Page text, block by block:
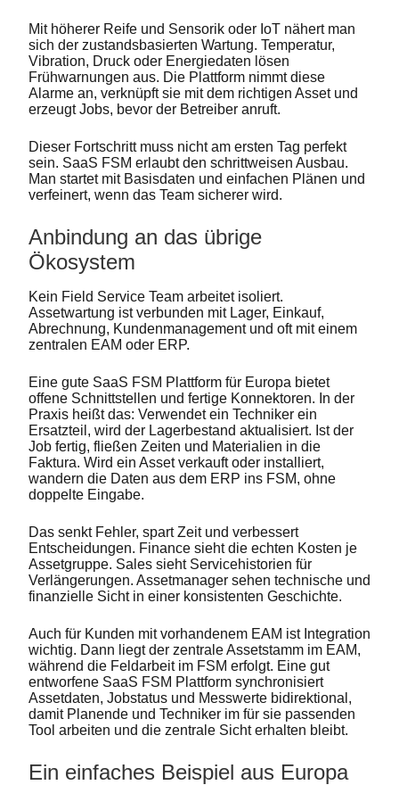
Mit höherer Reife und Sensorik oder IoT nähert man
sich der zustandsbasierten Wartung. Temperatur,
Vibration, Druck oder Energiedaten lösen
Frühwarnungen aus. Die Plattform nimmt diese
Alarme an, verknüpft sie mit dem richtigen Asset und
erzeugt Jobs, bevor der Betreiber anruft.
Dieser Fortschritt muss nicht am ersten Tag perfekt
sein. SaaS FSM erlaubt den schrittweisen Ausbau.
Man startet mit Basisdaten und einfachen Plänen und
verfeinert, wenn das Team sicherer wird.
Anbindung an das übrige
Ökosystem
Kein Field Service Team arbeitet isoliert.
Assetwartung ist verbunden mit Lager, Einkauf,
Abrechnung, Kundenmanagement und oft mit einem
zentralen EAM oder ERP.
Eine gute SaaS FSM Plattform für Europa bietet
offene Schnittstellen und fertige Konnektoren. In der
Praxis heißt das: Verwendet ein Techniker ein
Ersatzteil, wird der Lagerbestand aktualisiert. Ist der
Job fertig, fließen Zeiten und Materialien in die
Faktura. Wird ein Asset verkauft oder installiert,
wandern die Daten aus dem ERP ins FSM, ohne
doppelte Eingabe.
Das senkt Fehler, spart Zeit und verbessert
Entscheidungen. Finance sieht die echten Kosten je
Assetgruppe. Sales sieht Servicehistorien für
Verlängerungen. Assetmanager sehen technische und
finanzielle Sicht in einer konsistenten Geschichte.
Auch für Kunden mit vorhandenem EAM ist Integration
wichtig. Dann liegt der zentrale Assetstamm im EAM,
während die Feldarbeit im FSM erfolgt. Eine gut
entworfene SaaS FSM Plattform synchronisiert
Assetdaten, Jobstatus und Messwerte bidirektional,
damit Planende und Techniker im für sie passenden
Tool arbeiten und die zentrale Sicht erhalten bleibt.
Ein einfaches Beispiel aus Europa